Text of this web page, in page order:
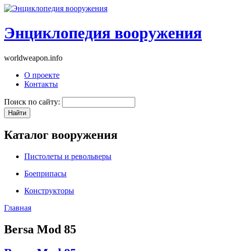
Энциклопедия вооружения
worldweapon.info
О проекте
Контакты
Поиск по сайту:
Каталог вооружения
Пистолеты и револьверы
Боеприпасы
Конструкторы
Главная
Bersa Mod 85